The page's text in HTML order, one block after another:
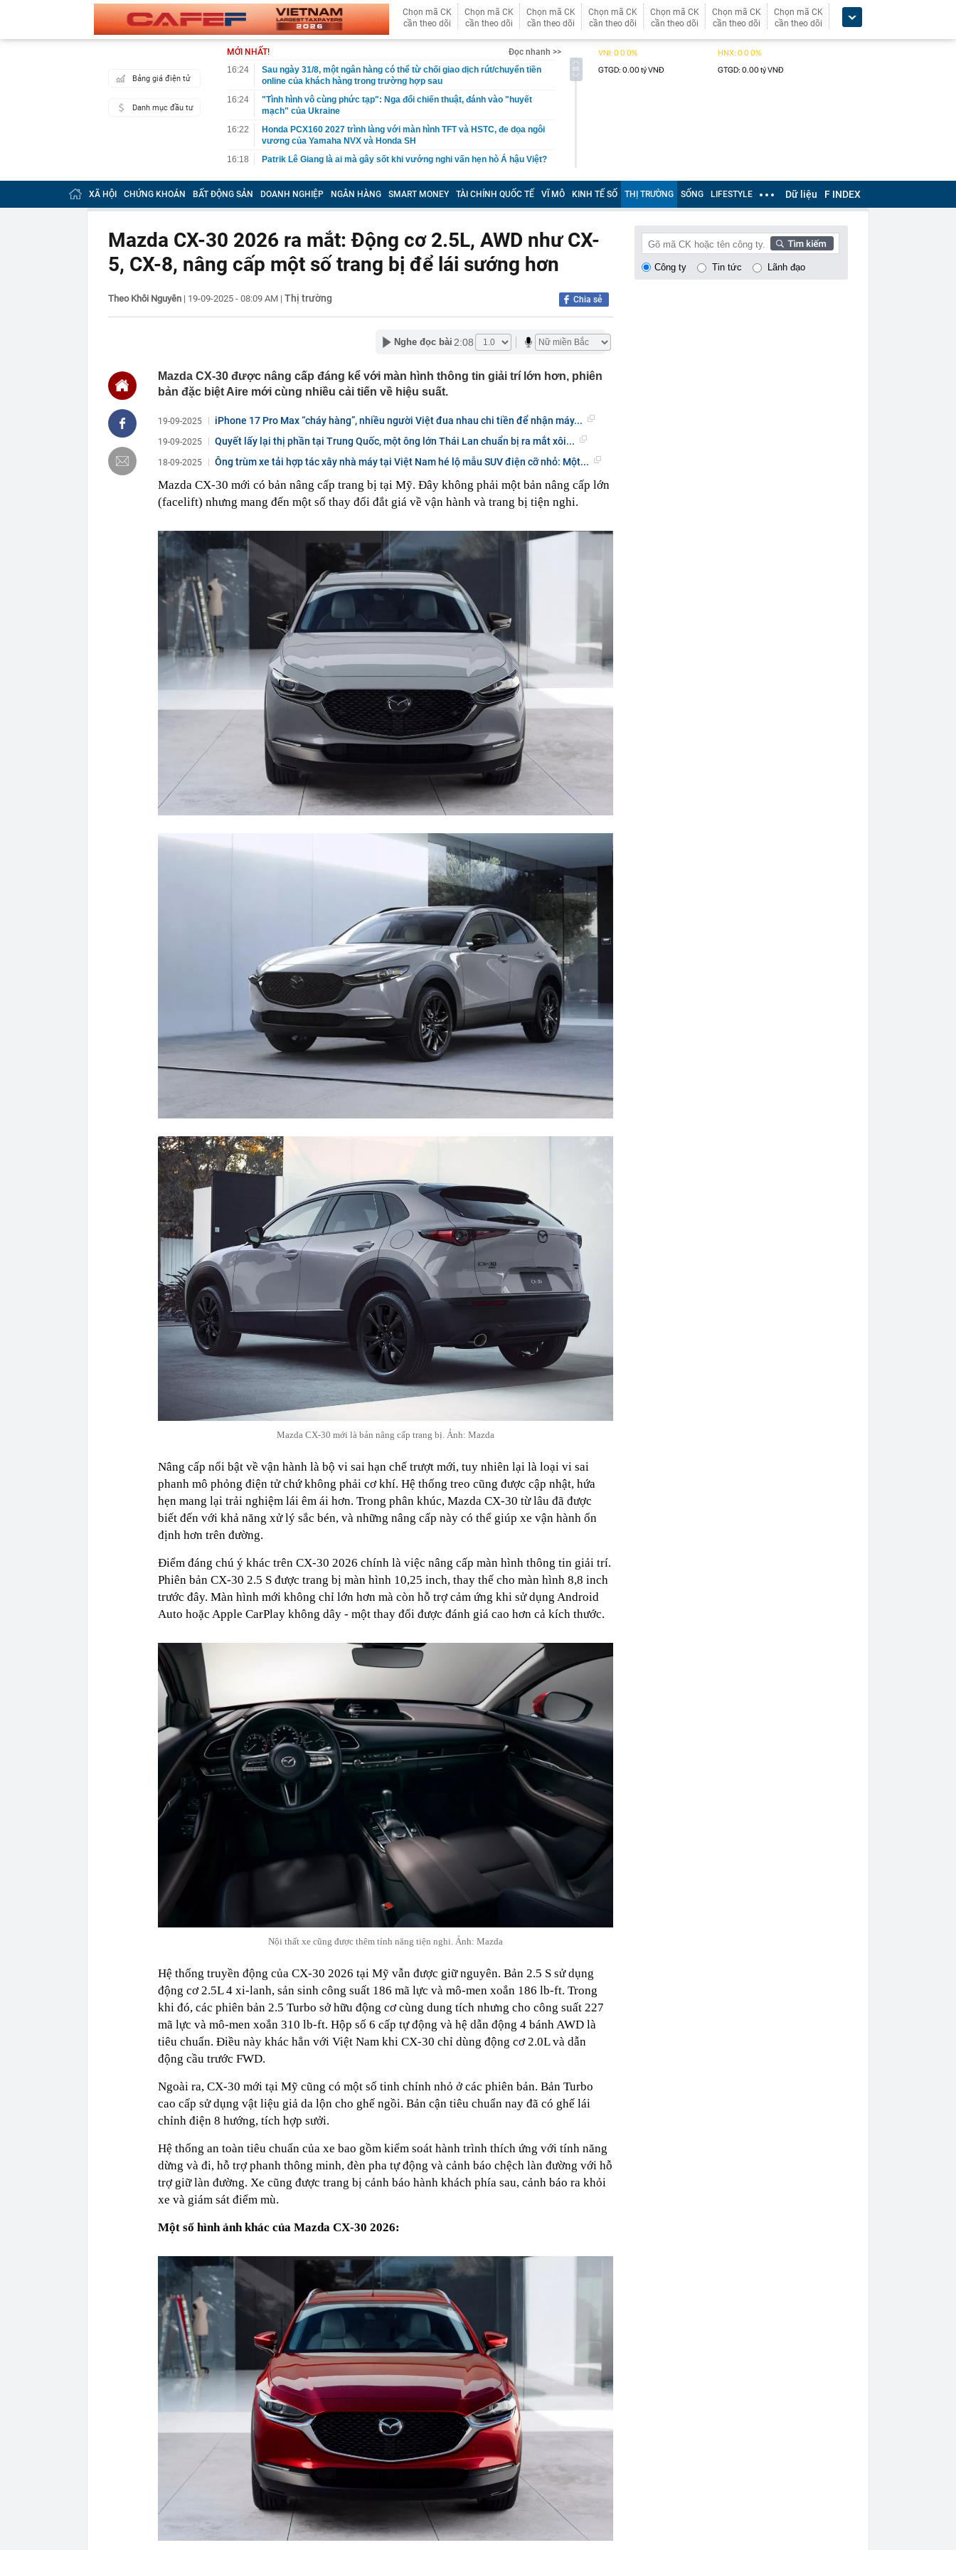
Chọn mã CK
cần theo dõi
Chọn mã CK
cần theo dõi
Chọn mã CK
cần theo dõi
Chọn mã CK
cần theo dõi
Chọn mã CK
cần theo dõi
Chọn mã CK
cần theo dõi
Chọn mã CK
cần theo dõi
Bảng giá điện tử
Danh mục đầu tư
MỚI NHẤT!
Đọc nhanh >>
16:24
Sau ngày 31/8, một ngân hàng có thể từ chối giao dịch rút/chuyển tiền
online của khách hàng trong trường hợp sau
16:24
"Tình hình vô cùng phức tạp": Nga đổi chiến thuật, đánh vào "huyết
mạch" của Ukraine
16:22
Honda PCX160 2027 trình làng với màn hình TFT và HSTC, đe dọa ngôi
vương của Yamaha NVX và Honda SH
16:18
Patrik Lê Giang là ai mà gây sốt khi vướng nghi vấn hẹn hò Á hậu Việt?
16:15
Một chủ tịch giữ lời, mua hết lượng cổ phiếu đã đăng ký
16:15
Tình hình hiện tại của tuyến cáp treo lên thẳng nơi được mệnh danh
"lạnh nhất Việt Nam": Khi nào đón khách?
công ty bị bắt
16:12
Cổ phiếu DN nhà nước GVR, BCM, GAS... đồng loạt tăng trần: Điều gì
đã xảy ra?
làm Trưởng Ban chỉ đạo cấp tỉnh
16:07
Chủ tịch Hải Phát Invest "gom" thành công 10 triệu cổ phiếu HPX
Tăng tốc thi công nút giao cửa ngõ phía Nam Hà Nội, cán đích cuối
16:01
Yêu cầu hoàn thiện hạ tầng sạc điện tại các trạm dừng nghỉ
Sơn?
15:53
Công an thông báo đến người nhận được tin nhắn và cuộc gọi có nội
dung sau
15:50
Vẻ đẹp lãng tử của Phó chủ tịch Hội Điện ảnh Việt Nam khiến nữ đại
Bão Dolphin lớn gấp 13 lần tỉnh Chiết Giang tiến gần bờ, Trung Quốc
báo động
15:42
Tình hình hiện tại của Phó Chủ tịch Đỗ Mỹ Linh
15:40
Loạt lãnh đạo Đạm Cà Mau (DCM) nhận thù lao “khủng”, có người bình
quân vượt 1 tỷ đồng mỗi tháng
XÃ HỘI CHỨNG KHOÁN BẤT ĐỘNG SẢN DOANH NGHIỆP NGÂN HÀNG SMART MONEY TÀI CHÍNH QUỐC TẾ VĨ MÔ KINH TẾ SỐ THỊ TRƯỜNG SỐNG LIFESTYLE Dữ liệu F INDEX
Mazda CX-30 2026 ra mắt: Động cơ 2.5L, AWD như CX-
5, CX-8, nâng cấp một số trang bị để lái sướng hơn
Theo Khôi Nguyên | 19-09-2025 - 08:09 AM | Thị trường Chia sẻ
Nghe đọc bài 2:08
Mazda CX-30 được nâng cấp đáng kể với màn hình thông tin giải trí lớn hơn, phiên
bản đặc biệt Aire mới cùng nhiều cải tiến về hiệu suất.
19-09-2025 iPhone 17 Pro Max “cháy hàng”, nhiều người Việt đua nhau chi tiền để nhận máy...
19-09-2025 Quyết lấy lại thị phần tại Trung Quốc, một ông lớn Thái Lan chuẩn bị ra mắt xôi...
18-09-2025 Ông trùm xe tải hợp tác xây nhà máy tại Việt Nam hé lộ mẫu SUV điện cỡ nhỏ: Một...
Mazda CX-30 mới có bản nâng cấp trang bị tại Mỹ. Đây không phải một bản nâng cấp lớn
(facelift) nhưng mang đến một số thay đổi đắt giá về vận hành và trang bị tiện nghi.
Mazda CX-30 mới là bản nâng cấp trang bị. Ảnh: Mazda
Nâng cấp nổi bật về vận hành là bộ vi sai hạn chế trượt mới, tuy nhiên lại là loại vi sai
phanh mô phỏng điện tử chứ không phải cơ khí. Hệ thống treo cũng được cập nhật, hứa
hẹn mang lại trải nghiệm lái êm ái hơn. Trong phân khúc, Mazda CX-30 từ lâu đã được
biết đến với khả năng xử lý sắc bén, và những nâng cấp này có thể giúp xe vận hành ổn
định hơn trên đường.
Điểm đáng chú ý khác trên CX-30 2026 chính là việc nâng cấp màn hình thông tin giải trí.
Phiên bản CX-30 2.5 S được trang bị màn hình 10,25 inch, thay thế cho màn hình 8,8 inch
trước đây. Màn hình mới không chỉ lớn hơn mà còn hỗ trợ cảm ứng khi sử dụng Android
Auto hoặc Apple CarPlay không dây - một thay đổi được đánh giá cao hơn cả kích thước.
Nội thất xe cũng được thêm tính năng tiện nghi. Ảnh: Mazda
Hệ thống truyền động của CX-30 2026 tại Mỹ vẫn được giữ nguyên. Bản 2.5 S sử dụng
động cơ 2.5L 4 xi-lanh, sản sinh công suất 186 mã lực và mô-men xoắn 186 lb-ft. Trong
khi đó, các phiên bản 2.5 Turbo sở hữu động cơ cùng dung tích nhưng cho công suất 227
mã lực và mô-men xoắn 310 lb-ft. Hộp số 6 cấp tự động và hệ dẫn động 4 bánh AWD là
tiêu chuẩn. Điều này khác hẳn với Việt Nam khi CX-30 chỉ dùng động cơ 2.0L và dẫn
động cầu trước FWD.
Ngoài ra, CX-30 mới tại Mỹ cũng có một số tinh chỉnh nhỏ ở các phiên bản. Bản Turbo
cao cấp sử dụng vật liệu giả da lộn cho ghế ngồi. Bản cận tiêu chuẩn nay đã có ghế lái
chỉnh điện 8 hướng, tích hợp sưởi.
Hệ thống an toàn tiêu chuẩn của xe bao gồm kiểm soát hành trình thích ứng với tính năng
dừng và đi, hỗ trợ phanh thông minh, đèn pha tự động và cảnh báo chệch làn đường với hỗ
trợ giữ làn đường. Xe cũng được trang bị cảnh báo hành khách phía sau, cảnh báo ra khỏi
xe và giám sát điểm mù.
Một số hình ảnh khác của Mazda CX-30 2026:
Công ty Tin tức Lãnh đạo